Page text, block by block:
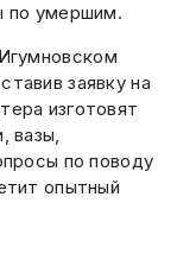
по умершим.
заявку на
изготовят
вазы,
по поводу
опытный